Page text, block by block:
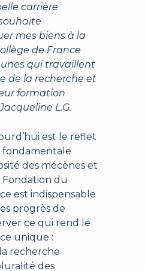
carrière
mes biens à la
de France
qui travaillent
de la recherche et
formation
L.G.
est le reflet
fondamentale
des mécènes et
du
est indispensable
progrès de
ce qui rend le
unique :
recherche
des